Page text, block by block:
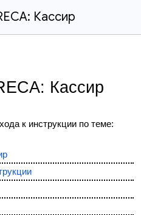
Кассир
Кассир
к инструкции по теме: